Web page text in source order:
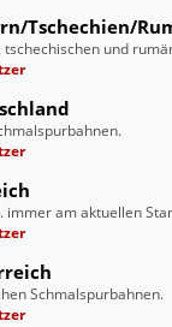
Tschechien/
und
immer am aktuellen
Schmalspurbahnen.